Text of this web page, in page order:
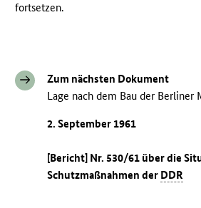
fortsetzen.
Zum nächsten Dokument
Lage nach dem Bau der Berliner
2. September 1961
[Bericht] Nr. 530/61 über die
Schutzmaßnahmen der DDR